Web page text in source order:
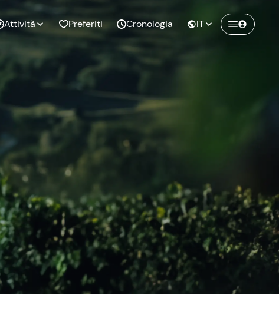
di
coppia
Compleanno
al
Addio al
nubilato
Attività Preferiti Cronologia IT
Crea un account Freedome
Unisciti a una community di avventurieri
come te e colleziona ricordi indimenticabili!
Continua con l'email